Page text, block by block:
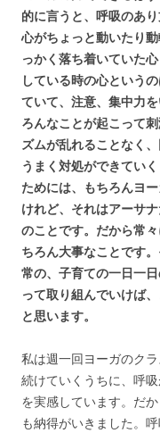
的に言うと、呼吸のあ
心がちょっと動いたり
っかく落ち着いていた
している時の心という
ていて、注意、集中力
ろんなことが起こって
ズムが乱れることなく
うまく対処ができてい
ためには、もちろんヨ
けれど、それはアーサ
のことです。だから常
ちろん大事なことです
常の、子育ての一日一
って取り組んでいけば
と思います。
私は週一回ヨーガのク
続けていくうちに、呼
を実感しています。だ
も納得がいきました。